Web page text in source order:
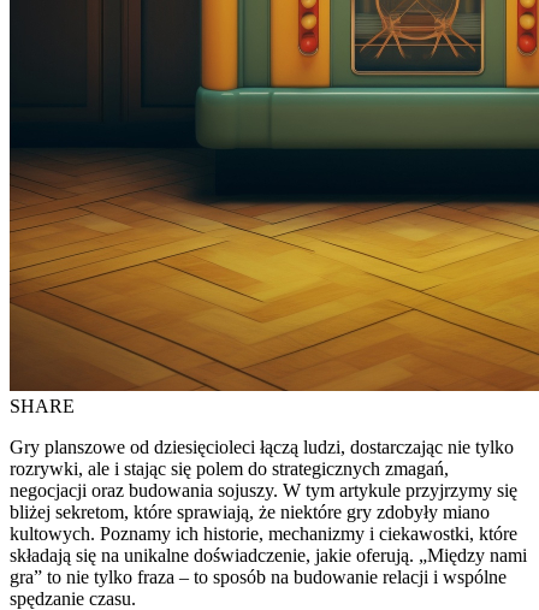
SHARE
Gry planszowe od dziesięcioleci łączą ludzi, dostarczając nie tylko
rozrywki, ale i stając się polem do strategicznych zmagań,
negocjacji oraz budowania sojuszy. W tym artykule przyjrzymy się
bliżej sekretom, które sprawiają, że niektóre gry zdobyły miano
kultowych. Poznamy ich historie, mechanizmy i ciekawostki, które
składają się na unikalne doświadczenie, jakie oferują. „Między nami
gra” to nie tylko fraza – to sposób na budowanie relacji i wspólne
spędzanie czasu.